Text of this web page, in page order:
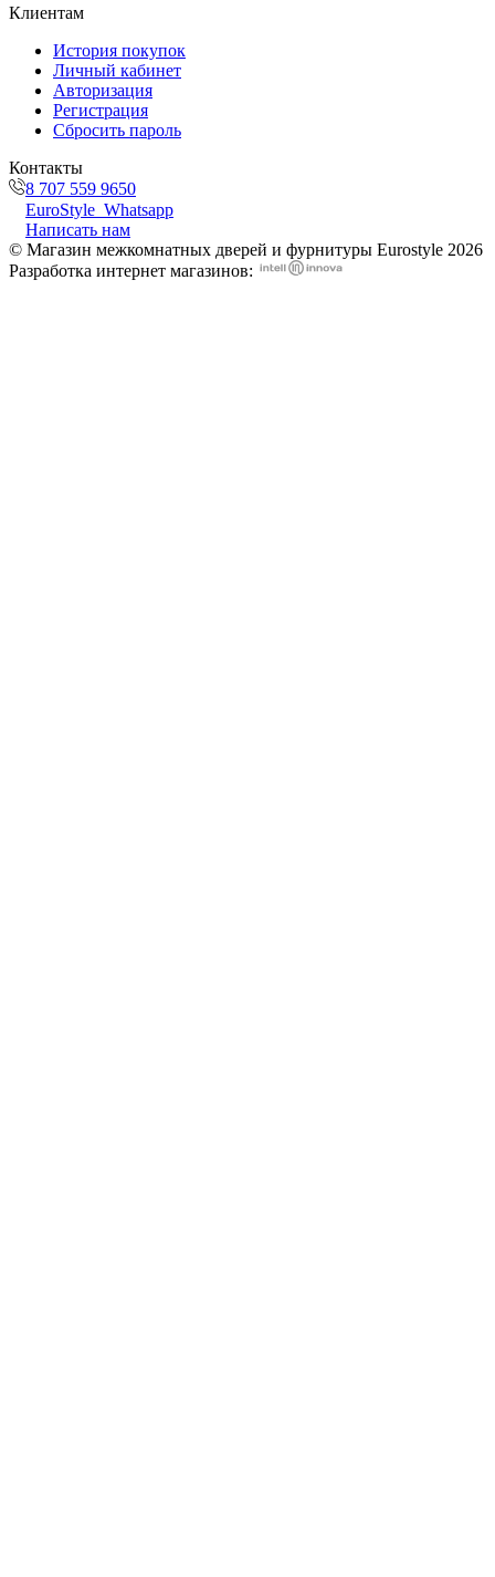
Клиентам
История покупок
Личный кабинет
Авторизация
Регистрация
Сбросить пароль
Контакты
8 707 559 9650
EuroStyle_Whatsapp
Написать нам
© Магазин межкомнатных дверей и фурнитуры Eurostyle 2026
Разработка интернет магазинов: